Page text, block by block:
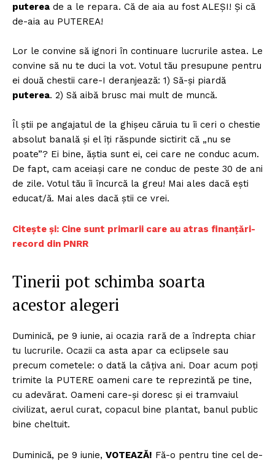
puterea de a le repara. Că de aia au fost ALEȘI! Și că
de-aia au PUTEREA!
Lor le convine să ignori în continuare lucrurile astea. Le
convine să nu te duci la vot. Votul tău presupune pentru
ei două chestii care-I deranjează: 1) Să-și piardă
puterea. 2) Să aibă brusc mai mult de muncă.
Îl știi pe angajatul de la ghișeu căruia tu îi ceri o chestie
absolut banală și el îți răspunde sictirit că „nu se
poate”? Ei bine, ăștia sunt ei, cei care ne conduc acum.
De fapt, cam aceiași care ne conduc de peste 30 de ani
de zile. Votul tău îi încurcă la greu! Mai ales dacă ești
educat/ă. Mai ales dacă știi ce vrei.
Citește și: Cine sunt primarii care au atras finanțări-
record din PNRR
Tinerii pot schimba soarta
acestor alegeri
Duminică, pe 9 iunie, ai ocazia rară de a îndrepta chiar
tu lucrurile. Ocazii ca asta apar ca eclipsele sau
precum cometele: o dată la câțiva ani. Doar acum poți
trimite la PUTERE oameni care te reprezintă pe tine,
cu adevărat. Oameni care-și doresc și ei tramvaiul
civilizat, aerul curat, copacul bine plantat, banul public
bine cheltuit.
Duminică, pe 9 iunie, VOTEAZĂ! Fă-o pentru tine cel de-